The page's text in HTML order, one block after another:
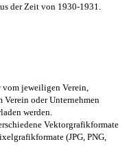
der Zeit von 1930-1931.
jeweiligen Verein,
Verein oder Unternehmen
werden.
Vektorgrafikformate
(JPG, PNG,